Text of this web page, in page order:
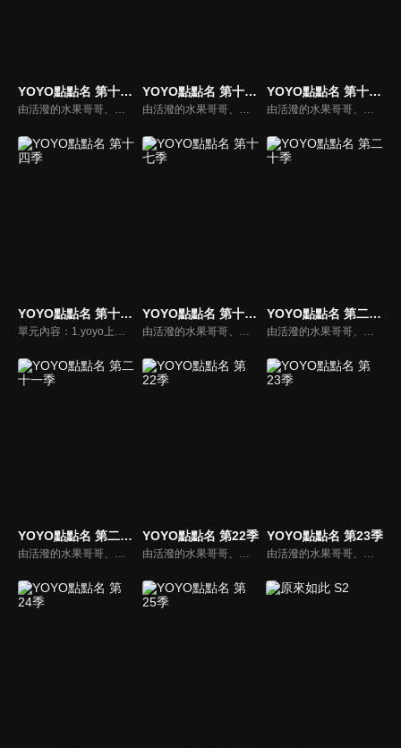
YOYO點點名 第十八季 YOYO點點名 第十六季 YOYO點點名 第十五季
YOYO點點名 第十四季
單元內容：1.yoyo上學趣。2.寶貝樂拍拍。3.魔法ABC。4.棚內唱跳。5.影子在說話。由活潑的水果哥哥、姐姐們所主持的特別節目，並且帶著小朋友一起唱唱跳跳，藉由自製兒歌和體適能專家強詩雲老師特別設計的肢體動作，來強化兒童律動與協調能力，並進而促進親子間的親密關係。
YOYO點點名 第十七季
由活潑的水果哥哥、姐姐們所主持的特別節目，並且帶著小朋友一起唱唱跳跳，藉由自製兒歌和體適能專家強詩雲老師特別設計的肢體動作，來強化兒童律動與協調能力，並進而促進親子間的親密關係。
YOYO點點名 第二十季
由活潑的水果哥哥、姐姐們所主持的特別節目，並且帶著小朋友一起唱唱跳跳，藉由自製兒歌和體適能專家強詩雲老師特別設計的肢體動作，來強化兒童律動與協調能力，並進而促進親子間的親密關係。
YOYO點點名 第二十一季
由活潑的水果哥哥、姐姐們所主持的特別節目，並且帶著小朋友一起唱唱跳跳，藉由自製兒歌和體適能專家強詩雲老師特別設計的肢體動作，來強化兒童律動與協調能力，並進而促進親子間的親密關係。
YOYO點點名 第22季
由活潑的水果哥哥、姐姐們所主持的特別節目，並且帶著小朋友一起唱唱跳跳，藉由自製兒歌和體適能專家強詩雲老師特別設計的肢體動作，來強化兒童律動與協調能力，並進而促進親子間的親密關係。
YOYO點點名 第23季
由活潑的水果哥哥、姐姐們所主持的特別節目，並且帶著小朋友一起唱唱跳跳，藉由自製兒歌和體適能專家強詩雲老師特別設計的肢體動作，來強化兒童律動與協調能力，並進而促進親子間的親密關係。